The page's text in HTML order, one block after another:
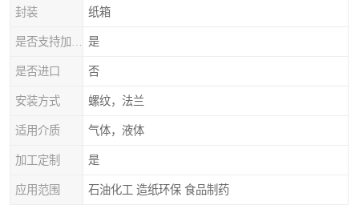
封装 纸箱
是
是否进口 否
安装方式 螺纹，法兰
适用介质 气体，液体
加工定制 是
应用范围 石油化工 造纸环保 食品制药